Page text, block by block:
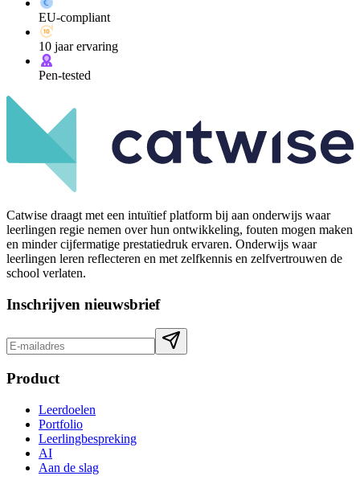
EU-compliant
10 jaar ervaring
Pen-tested
Catwise draagt met een intuïtief platform bij aan onderwijs waar
leerlingen regie nemen over hun ontwikkeling, fouten mogen maken
en minder cijfermatige prestatiedruk ervaren. Onderwijs waar
leerlingen leren reflecteren en met zelfkennis en zelfvertrouwen de
school verlaten.
Inschrijven nieuwsbrief
Product
Leerdoelen
Portfolio
Leerlingbespreking
AI
Aan de slag